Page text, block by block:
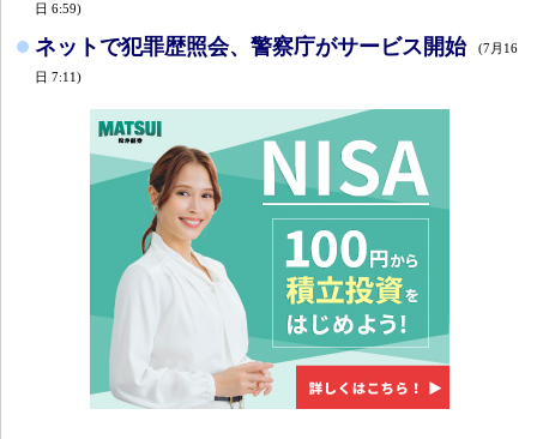
日 6:59)
ネットで犯罪歴照会、警察庁がサービス開始
(7月16
日 7:11)